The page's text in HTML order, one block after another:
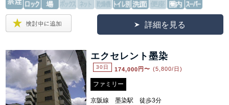
詳細を見る
エクセレント墨染
30日 174,000 円〜 (5,800/日)
ファミリー
京阪線 墨染駅 徒歩3分